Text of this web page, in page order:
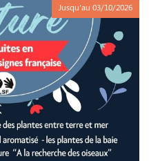
Jusqu'au 03/10/2026